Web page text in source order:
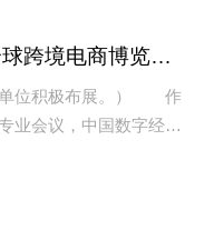
2025首届汕头全球跨境电商博览会11月27日至29日在汕头国际会展中心举行
积极布展。） 作
业会议，中国数字经济